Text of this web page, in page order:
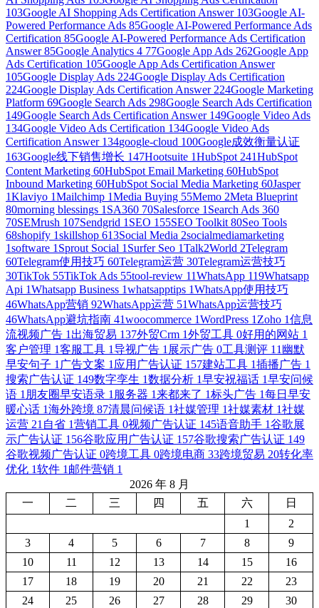
103Google AI Shopping Ads Certification Answer 103Google AI-
Powered Performance Ads 85Google AI-Powered Performance Ads
Certification 85Google AI-Powered Performance Ads Certification
Answer85Google Analytics 4 77Google App Ads 262Google App
Ads Certification 105Google App Ads Certification Answer
105Google Display Ads 224Google Display Ads Certification
224Google Display Ads Certification Answer 224Google Marketing
Platform 69Google Search Ads 298Google Search Ads Certification
149Google Search Ads Certification Answer 149Google Video Ads
134Google Video Ads Certification 134Google Video Ads
Certification Answer 134google-cloud 100Google成效衡量认证
163Google线下销售增长 147Hootsuite 1HubSpot 241HubSpot
Content Marketing 60HubSpot Email Marketing 60HubSpot
Inbound Marketing 60HubSpot Social Media Marketing 60Jasper
1Klaviyo 1Mailchimp 1Media Buying 55Memo 2Meta Blueprint
80morning blessings 1 SA360 70Salesforce 1 Search Ads 360
70SEMrush 107Sendgrid 1 SEO 155SEO Toolkit 80Seo Tools
68shopify 1skillshop 613Social Media 2socialmediamarketing
1software 1 Sprout Social 1 Surfer Seo 1Talk2World 2Telegram
60Telegram使用技巧 60Telegram运营 30Telegram运营技巧
30TikTok 55TikTok Ads 55tool-review 11WhatsApp 119Whatsapp
Api 1Whatsapp Business 1whatsapptips 1WhatsApp使用技巧
46WhatsApp营销 92WhatsApp运营 51WhatsApp运营技巧
46WhatsApp避坑指南 41woocommerce 1WordPress 1 Zoho 1信息
流视频广告 1 出海贸易 137外贸Crm 1外贸工具 0好用的网站 1
客户管理 1客服工具 1导视广告 1 展示广告 0工具测评 11 幽默
早安句子 1 广告文案 1 应用广告认证 157建站工具 1插播广告 1
搜索广告认证 149数字孪生 1数据分析 1早安祝福话 1早安问候
语 1 朋友圈早安语录 1 服务器 1来都来了 1标头广告 1每日早安
暖心话 1海外跨境 87清晨问候语 1社媒管理 1社媒素材 1社媒
运营 21 自省 1营销工具 0视频广告认证 145语音助手 1谷歌展
示广告认证 156谷歌应用广告认证 157谷歌搜索广告认证 149
谷歌视频广告认证 0跨境工具 0跨境电商 33跨境贸易 20转化率
优化 1软件 1 邮件营销 1
2026 年 8 月
一
二 三 四 五 六
日
1
2
3
4 5 6 7 8
9
10
11 12 13 14 15
16
17
18 19 20 21 22
23
24
25 26 27 28 29
30